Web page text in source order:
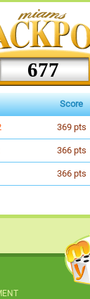
677
Score
369 pts
366 pts
366 pts